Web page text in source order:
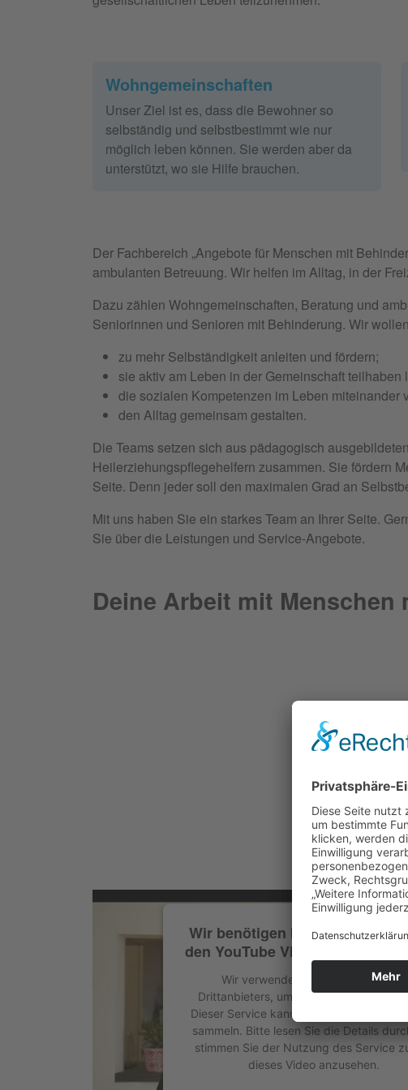
Wohngemeinschaften
Unser Ziel ist es, dass die Bewohner so
selbständig und selbstbestimmt wie nur
möglich leben können. Sie werden aber da
unterstützt, wo sie Hilfe brauchen.
Der Fachbereich „Angebote für Menschen mit
ambulanten Betreuung. Wir helfen im Alltag, in der
Dazu zählen Wohngemeinschaften, Beratung und
Seniorinnen und Senioren mit Behinderung. Wir
zu mehr Selbständigkeit anleiten und fördern;
sie aktiv am Leben in der Gemeinschaft teilhaben
die sozialen Kompetenzen im Leben miteinander
den Alltag gemeinsam gestalten.
Die Teams setzen sich aus pädagogisch
Heilerziehungspflegehelfern zusammen. Sie fördern
Seite. Denn jeder soll den maximalen Grad an
Mit uns haben Sie ein starkes Team an Ihrer Seite.
Sie über die Leistungen und Service-Angebote.
Deine Arbeit mit Menschen
Wir benötigen Ihre
den YouTube Video-Service zu
Wir verwenden einen Service eines
Drittanbieters, um Videoinhalte
Dieser Service kann Daten zu Ihren
sammeln. Bitte lesen Sie die Details
stimmen Sie der Nutzung des Service
dieses Video anzusehen.